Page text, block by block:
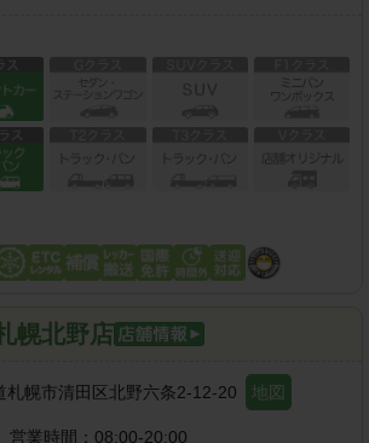
幌北野店
札幌市清田区北野六条2-12-20 地図
営業時間： 08:00-20:00